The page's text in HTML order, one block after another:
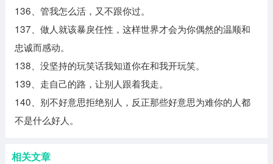
136、管我怎么活，又不跟你过。
137、做人就该暴戾任性，这样世界才会为你偶然的温顺和
忠诚而感动。
138、没坚持的玩笑话我知道你在和我开玩笑。
139、走自己的路，让别人跟着我走。
140、别不好意思拒绝别人，反正那些好意思为难你的人都
不是什么好人。
相关文章